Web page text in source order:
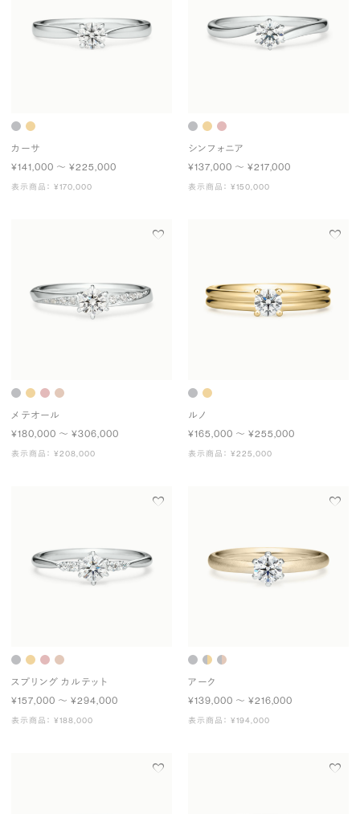
カーサ
¥141,000 〜 ¥225,000
表示商品： ¥170,000
シンフォニア
¥137,000 〜 ¥217,000
表示商品： ¥150,000
メテオール
¥180,000 〜 ¥306,000
表示商品： ¥208,000
ルノ
¥165,000 〜 ¥255,000
表示商品： ¥225,000
スプリング カルテット
¥157,000 〜 ¥294,000
表示商品： ¥188,000
アーク
¥139,000 〜 ¥216,000
表示商品： ¥194,000